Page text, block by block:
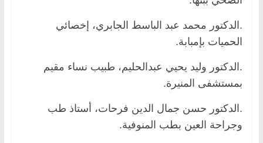
.الدكتور محمد عبد الباسط الجابري، إخصائي
الحميات بإمبابة.
.الدكتور وليد يحيي عبدالحليم، طبيب نساء مقيم
بمستشفى المنيرة.
.الدكتور حسن جمال الدين فرحات، أستاذ طب
وجراحة العين بطب المنوفية.